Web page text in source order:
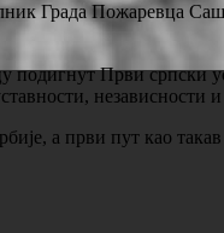
Града Пожаревца
подигнут Први српски
независности
а први пут као